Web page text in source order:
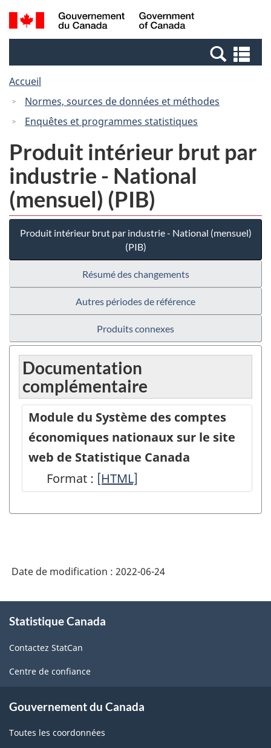
Passer
au
Passer
à
Canada
Recherche
et
et
Accueil
Normes, sources de données et méthodes
Enquêtes et programmes statistiques
Produit intérieur brut par
industrie - National
(mensuel) (PIB)
Produit intérieur brut par industrie - National (mensuel)
(PIB)
Résumé des changements
Autres périodes de référence
Produits connexes
Documentation
complémentaire
Module du Système des comptes
économiques nationaux sur le site
web de Statistique Canada
Format : Module
Système
économiques
nationaux
sur
de
Canada
[HTML]
Date de modification : 2022-06-24
propos
ce
site
Statistique Canada
Contactez StatCan
Centre de confiance
Gouvernement du Canada
Toutes les coordonnées